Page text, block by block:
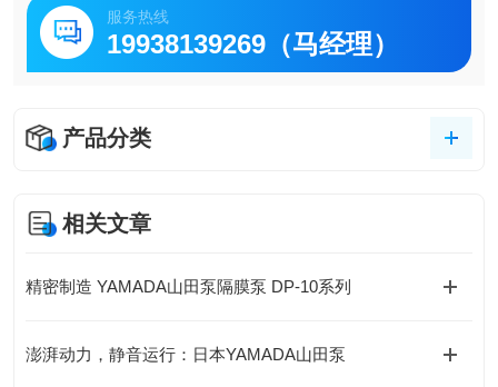
服务热线
19938139269（马经理）
产品分类
相关文章
精密制造 YAMADA山田泵隔膜泵 DP-10系列
澎湃动力，静音运行：日本YAMADA山田泵